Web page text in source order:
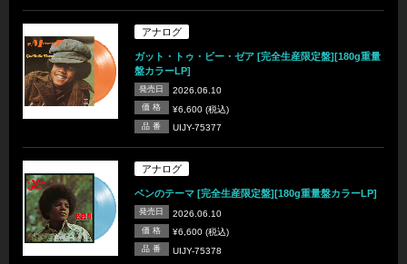
アナログ
ガット・トゥ・ビー・ゼア [完全生産限定盤][180g重量
盤カラーLP]
発売日 2026.06.10
価 格 ¥6,600 (税込)
品 番 UIJY-75377
アナログ
ベンのテーマ [完全生産限定盤][180g重量盤カラーLP]
発売日 2026.06.10
価 格 ¥6,600 (税込)
品 番 UIJY-75378